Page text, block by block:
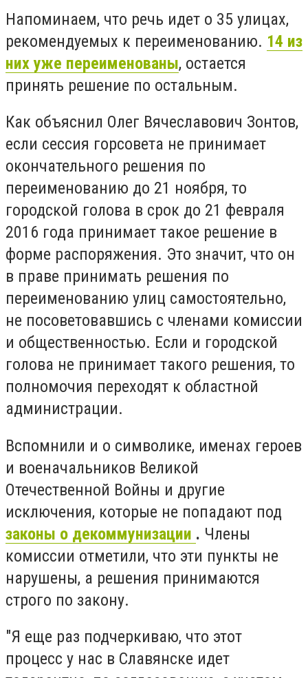
Напоминаем, что речь идет о 35 улицах,
рекомендуемых к переименованию. 14 из
них уже переименованы, остается
принять решение по остальным.
Как объяснил Олег Вячеславович Зонтов,
если сессия горсовета не принимает
окончательного решения по
переименованию до 21 ноября, то
городской голова в срок до 21 февраля
2016 года принимает такое решение в
форме распоряжения. Это значит, что он
в праве принимать решения по
переименованию улиц самостоятельно,
не посоветовавшись с членами комиссии
и общественностью. Если и городской
голова не принимает такого решения, то
полномочия переходят к областной
администрации.
Вспомнили и о символике, именах героев
и военачальников Великой
Отечественной Войны и другие
исключения, которые не попадают под
законы о декоммунизации . Члены
комиссии отметили, что эти пункты не
нарушены, а решения принимаются
строго по закону.
"Я еще раз подчеркиваю, что этот
процесс у нас в Славянске идет